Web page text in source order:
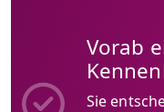
Vorab
Sie